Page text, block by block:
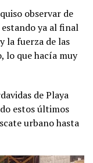
observar de
ya al final
la fuerza de las
lo que hacía muy
de Playa
estos últimos
urbano hasta